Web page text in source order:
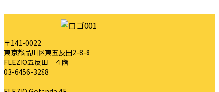
〒141-0022
東京都品川区東五反田2-8-8
FLEZIO五反田 ４階
03-6456-3288